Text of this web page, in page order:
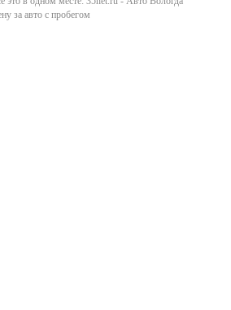
за авто с пробегом